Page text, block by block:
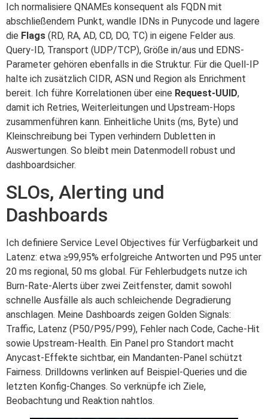
Ich normalisiere QNAMEs konsequent als FQDN mit
abschließendem Punkt, wandle IDNs in Punycode und lagere
die Flags (RD, RA, AD, CD, DO, TC) in eigene Felder aus.
Query-ID, Transport (UDP/TCP), Größe in/aus und EDNS-
Parameter gehören ebenfalls in die Struktur. Für die Quell-IP
halte ich zusätzlich CIDR, ASN und Region als Enrichment
bereit. Ich führe Korrelationen über eine Request-UUID,
damit ich Retries, Weiterleitungen und Upstream-Hops
zusammenführen kann. Einheitliche Units (ms, Byte) und
Kleinschreibung bei Typen verhindern Dubletten in
Auswertungen. So bleibt mein Datenmodell robust und
dashboardsicher.
SLOs, Alerting und
Dashboards
Ich definiere Service Level Objectives für Verfügbarkeit und
Latenz: etwa ≥99,95% erfolgreiche Antworten und P95 unter
20 ms regional, 50 ms global. Für Fehlerbudgets nutze ich
Burn-Rate-Alerts über zwei Zeitfenster, damit sowohl
schnelle Ausfälle als auch schleichende Degradierung
anschlagen. Meine Dashboards zeigen Golden Signals:
Traffic, Latenz (P50/P95/P99), Fehler nach Code, Cache-Hit
sowie Upstream-Health. Ein Panel pro Standort macht
Anycast-Effekte sichtbar, ein Mandanten-Panel schützt
Fairness. Drilldowns verlinken auf Beispiel-Queries und die
letzten Konfig-Changes. So verknüpfe ich Ziele,
Beobachtung und Reaktion nahtlos.